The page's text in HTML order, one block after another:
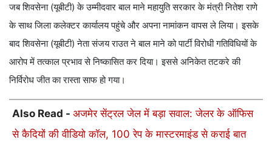
जब शिवसेना (यूबीटी) के उम्मीदवार बाल माने महायुति सरकार के मंत्री नितेश राणे
के साथ जिला कलेक्टर कार्यालय पहुंचे और अपना नामांकन वापस ले लिया। इसके
बाद शिवसेना (यूबीटी) नेता संजय राउत ने बाल माने को पार्टी विरोधी गतिविधियों के
आरोप में तत्काल प्रभाव से निष्कासित कर दिया। इससे अनिकेत तटकरे की
निर्विरोध जीत का रास्ता साफ हो गया।
Also Read - अजमेर सेंट्रल जेल में बड़ा सवाल: जेलर के ऑफिस
से कैदियों की वीडियो कॉल, 100 रेप के मास्टरमाइंड से कराई बात